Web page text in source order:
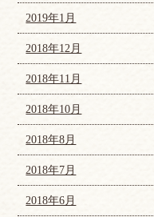
2019年1月
2018年12月
2018年11月
2018年10月
2018年8月
2018年7月
2018年6月